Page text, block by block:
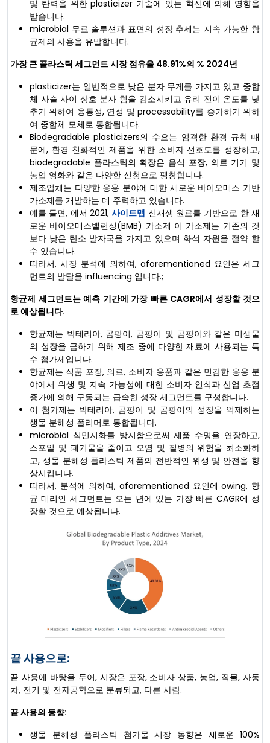
및 탄력을 위한 plasticizer 기술에 있는 혁신에 의해 영향을
받습니다.
microbial 무료 솔루션과 표면의 성장 추세는 지속 가능한 항
균제의 사용을 유발합니다.
가장 큰 플라스틱 세그먼트시장 점유율 48.91%의 % 2024년
plasticizer는 일반적으로 낮은 분자 무게를 가지고 있고 중합
체 사슬 사이 상호 분자 힘을 감소시키고 유리 전이 온도를 낮
추기 위하여 융통성, 연성 및 processability를 증가하기 위하
여 중합체 모체로 통합됩니다.
Biodegradable plasticizers의 수요는 엄격한 환경 규칙 때
문에, 환경 친화적인 제품을 위한 소비자 선호도를 성장하고,
biodegradable 플라스틱의 확장은 음식 포장, 의료 기기 및
농업 영화와 같은 다양한 신청으로 팽창합니다.
제조업체는 다양한 응용 분야에 대한 새로운 바이오매스 기반
가소제를 개발하는 데 주력하고 있습니다.
예를 들면, 에서 2021,사이트맵 신재생 원료를 기반으로 한 새
로운 바이오매스밸런싱(BMB) 가소제 이 가소제는 기존의 것
보다 낮은 탄소 발자국을 가지고 있으며 화석 자원을 절약 할
수 있습니다.
따라서, 시장 분석에 의하여, aforementioned 요인은 세그
먼트의 발달을 influencing 입니다.;
항균제 세그먼트는 예측 기간에 가장 빠른 CAGR에서 성장할 것으
로 예상됩니다.
항균제는 박테리아, 곰팡이, 곰팡이 및 곰팡이와 같은 미생물
의 성장을 금하기 위해 제조 중에 다양한 재료에 사용되는 특
수 첨가제입니다.
항균제는 식품 포장, 의료, 소비자 용품과 같은 민감한 응용 분
야에서 위생 및 지속 가능성에 대한 소비자 인식과 산업 초점
증가에 의해 구동되는 급속한 성장 세그먼트를 구성합니다.
이 첨가제는 박테리아, 곰팡이 및 곰팡이의 성장을 억제하는
생물 분해성 폴리머로 통합됩니다.
microbial 식민지화를 방지함으로써 제품 수명을 연장하고,
스포일 및 폐기물을 줄이고 오염 및 질병의 위험을 최소화하
고, 생물 분해성 플라스틱 제품의 전반적인 위생 및 안전을 향
상시킵니다.
따라서, 분석에 의하여, aforementioned 요인에 owing, 항
균 대리인 세그먼트는 오는 년에 있는 가장 빠른 CAGR에 성
장할 것으로 예상됩니다.
끝 사용으로:
끝 사용에 바탕을 두어, 시장은 포장, 소비자 상품, 농업, 직물, 자동
차, 전기 및 전자공학으로 분류되고, 다른 사람.
끝 사용의 동향:
생물 분해성 플라스틱 첨가물 시장 동향은 새로운 100%